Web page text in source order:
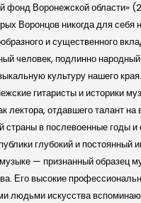
фонд Воронежской области»
Воронцов никогда для себя
и существенного
человек, подлинно народный
культуру нашего
гитаристы и историки
лектора, отдавшего талант на
страны в послевоенные годы
глубокий и постоянный
— признанный образец
Его высокие
людьми искусства